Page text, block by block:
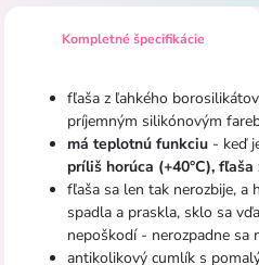
Kompletné špecifikácie
fľaša z ľahkého
príjemným silikónovým
má teplotnú funkciu - keď
príliš horúca (+40°C), fľaša
fľaša sa len tak nerozbije, a
spadla a praskla, sklo sa
nepoškodí - nerozpadne sa
antikolikový cumlík s